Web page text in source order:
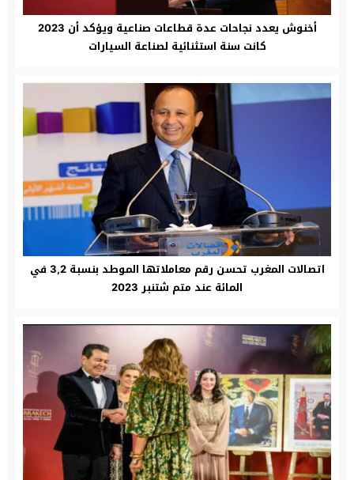
أخنوش يعدد نجاحات عدة قطاعات صناعية ويؤكد أن 2023
كانت سنة استثنائية لصناعة السيارات
اتصالات المغرب تحسن رقم معاملاتها الموطد بنسبة 3,2 في
المائة عند متم شتنبر 2023